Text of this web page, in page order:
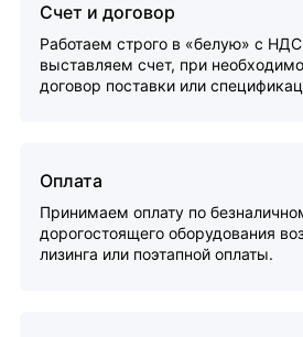
Счет и договор
Работаем строго в «белую» с
выставляем счет, при
договор поставки или
Оплата
Принимаем оплату по
дорогостоящего оборудования
лизинга или поэтапной оплаты.